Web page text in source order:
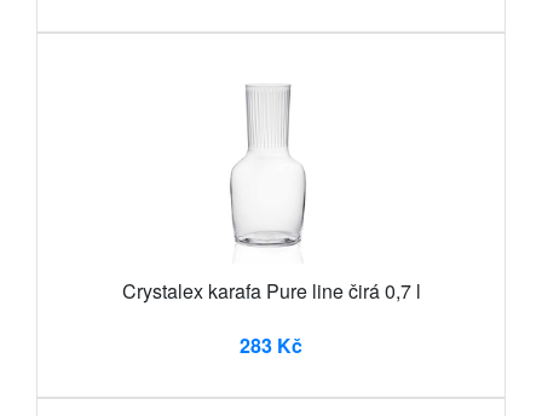
Crystalex karafa Pure line čirá 0,7 l
283 Kč